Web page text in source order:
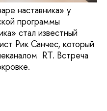
наставника» у
программы
стал известный
Рик Санчес, который
RT. Встреча